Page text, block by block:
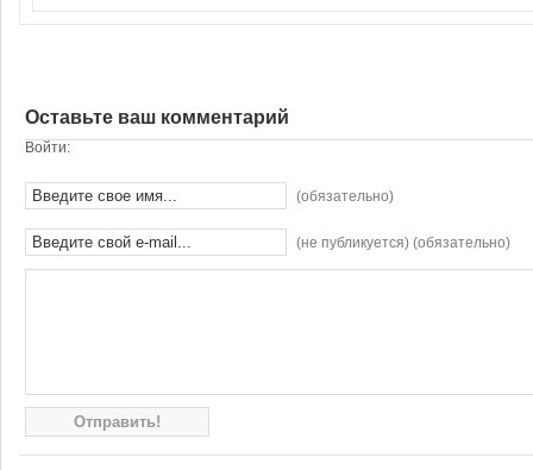
Оставьте ваш комментарий
Войти:
(обязательно)
(не публикуется) (обязательно)